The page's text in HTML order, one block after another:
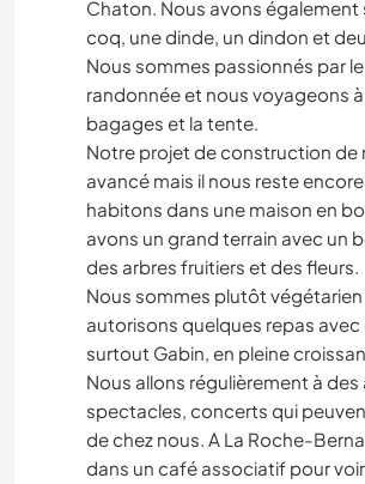
Chaton. Nous avons également
coq, une dinde, un dindon et
Nous sommes passionnés par
randonnée et nous voyageons
bagages et la tente.
Notre projet de construction de
avancé mais il nous reste
habitons dans une maison en
avons un grand terrain avec un
des arbres fruitiers et des fleurs.
Nous sommes plutôt
autorisons quelques repas avec
surtout Gabin, en pleine
Nous allons régulièrement à
spectacles, concerts qui
de chez nous. A La Roche-
dans un café associatif pour